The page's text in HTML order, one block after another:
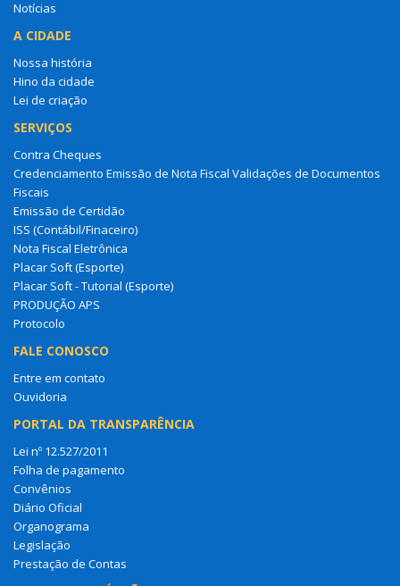
Notícias
A CIDADE
Nossa história
Hino da cidade
Lei de criação
SERVIÇOS
Contra Cheques
Credenciamento Emissão de Nota Fiscal Validações de Documentos
Fiscais
Emissão de Certidão
ISS (Contábil/Finaceiro)
Nota Fiscal Eletrônica
Placar Soft (Esporte)
Placar Soft - Tutorial (Esporte)
PRODUÇÃO APS
Protocolo
FALE CONOSCO
Entre em contato
Ouvidoria
PORTAL DA TRANSPARÊNCIA
Lei nº 12.527/2011
Folha de pagamento
Convênios
Diário Oficial
Organograma
Legislação
Prestação de Contas